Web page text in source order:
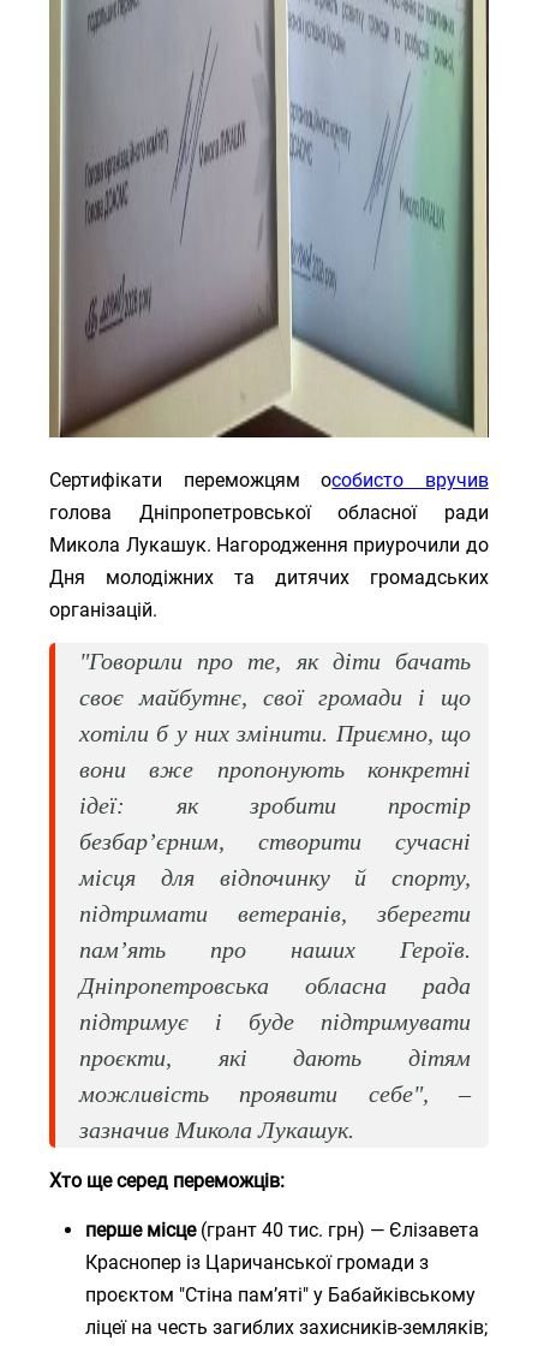
Сертифікати переможцям особисто вручив
голова Дніпропетровської обласної ради
Микола Лукашук. Нагородження приурочили до
Дня молодіжних та дитячих громадських
організацій.
"Говорили про те, як діти бачать
своє майбутнє, свої громади і що
хотіли б у них змінити. Приємно, що
вони вже пропонують конкретні
ідеї: як зробити простір
безбар’єрним, створити сучасні
місця для відпочинку й спорту,
підтримати ветеранів, зберегти
пам’ять про наших Героїв.
Дніпропетровська обласна рада
підтримує і буде підтримувати
проєкти, які дають дітям
можливість проявити себе", –
зазначив Микола Лукашук.
Хто ще серед переможців:
перше місце(грант 40 тис. грн) — Єлізавета
Краснопер із Царичанської громади з
проєктом "Стіна пам’яті" у Бабайківському
ліцеї на честь загиблих захисників-земляків;